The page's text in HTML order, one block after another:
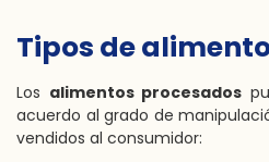
Tipos de
Los alimentos procesados
acuerdo al grado de
vendidos al consumidor: